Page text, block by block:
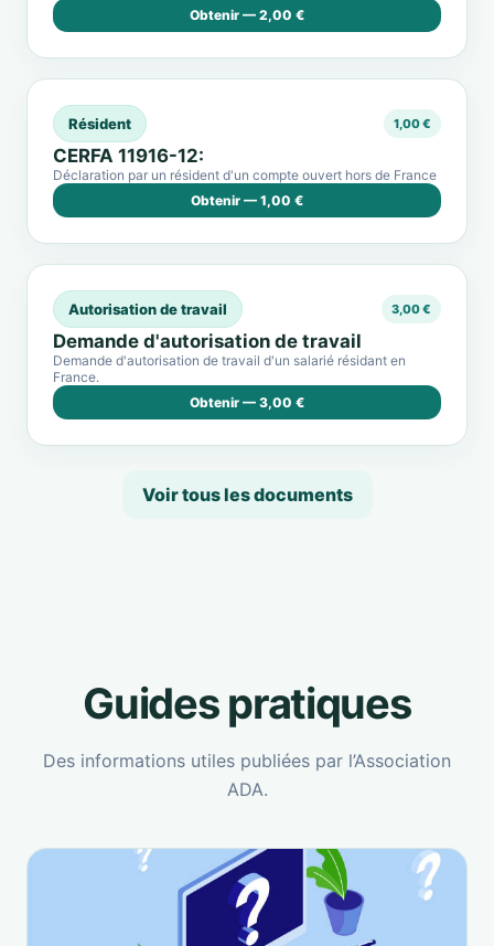
Obtenir — 2,00 €
Résident 1,00 €
CERFA 11916-12:
Déclaration par un résident d'un compte ouvert hors de France
Obtenir — 1,00 €
Autorisation de travail 3,00 €
Demande d'autorisation de travail
Demande d'autorisation de travail d'un salarié résidant en
France.
Obtenir — 3,00 €
Voir tous les documents
Guides pratiques
Des informations utiles publiées par l’Association
ADA.